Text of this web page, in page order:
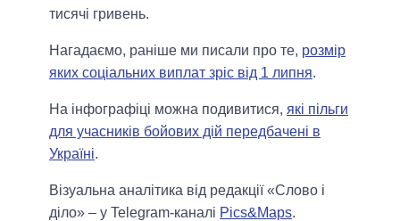
тисячі гривень.
Нагадаємо, раніше ми писали про те, розмір
яких соціальних виплат зріс від 1 липня.
На інфографіці можна подивитися, які пільги
для учасників бойових дій передбачені в
Україні.
Візуальна аналітика від редакції «Слово і
діло» – у Telegram-каналі Pics&Maps.